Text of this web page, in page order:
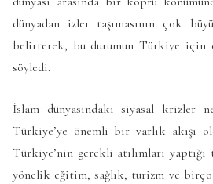
dünyadan izler taşımasının çok
belirterek, bu durumun Türkiye için
söyledi.
İslam dünyasındaki siyasal krizler
Türkiye’ye önemli bir varlık akışı
Türkiye’nin gerekli atılımları yaptığı
yönelik eğitim, sağlık, turizm ve